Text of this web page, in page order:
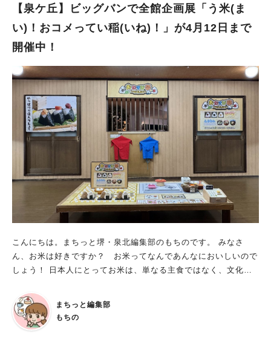
館」の観覧券で観覧可能 主催：堺市 さかい利晶の杜で行われる
注目。 発掘で見つかった商人の屋敷や蔵、そこに眠っていた陶
磁器から、当時の景観を再現します。 さらに、都市中心部から
も紹介。 中世堺の繁栄の様子を、資料から感じることができま
す。 中世堺の様子を知ろう さかい利晶の杜で開催される企画展
では、中世堺の繁栄の様子を知ることができます。 わたしたち
の住むまちの歴史を学んでみませんか？ 関連イベントも開かれ
るので、ぜひチェックしてくださいね。 ※画像は施設提供
【泉ケ丘】ビッグバンで全館企画展「う米(ま
い)！おコメってい稲(いね)！」が4月12日まで
開催中！
こんにちは。まちっと堺・泉北編集部のもちのです。 みなさ
ん、お米は好きですか？ お米ってなんであんなにおいしいので
しょう！ 日本人にとってお米は、単なる主食ではなく、文化や
できるイベントが、堺市立ビッグバンで開催中とのこと！ この
企画展を見たら、お米について考えるキッカケになるでしょう。
全館企画展「う米(まい)！おコメってい稲(いね)！」 開催期間：
まちっと編集部
もちの